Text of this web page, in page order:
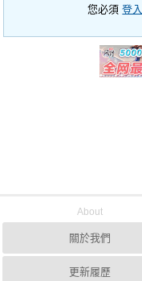
您必須登入
About
關於我們
更新履歷